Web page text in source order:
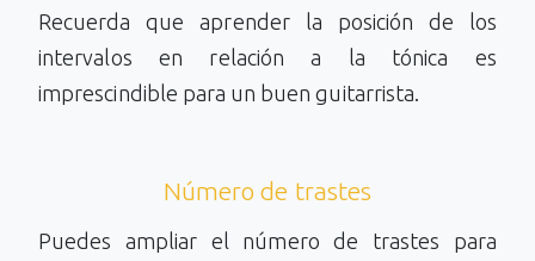
Recuerda que aprender la posición de los
intervalos en relación a la tónica es
imprescindible para un buen guitarrista.
Número de trastes
Puedes ampliar el número de trastes para